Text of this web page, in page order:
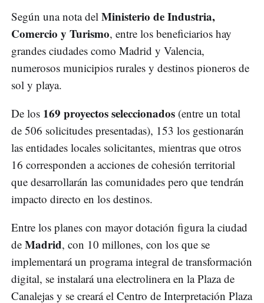
Según una nota del Ministerio de Industria,
Comercio y Turismo, entre los beneficiarios hay
grandes ciudades como Madrid y Valencia,
numerosos municipios rurales y destinos pioneros de
sol y playa.
De los 169 proyectos seleccionados (entre un total
de 506 solicitudes presentadas), 153 los gestionarán
las entidades locales solicitantes, mientras que otros
16 corresponden a acciones de cohesión territorial
que desarrollarán las comunidades pero que tendrán
impacto directo en los destinos.
Entre los planes con mayor dotación figura la ciudad
de Madrid, con 10 millones, con los que se
implementará un programa integral de transformación
digital, se instalará una electrolinera en la Plaza de
Canalejas y se creará el Centro de Interpretación Plaza